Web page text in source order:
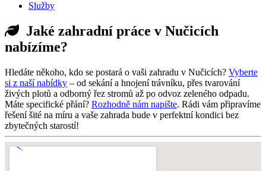
Služby
Jaké zahradní práce v Nučicích
nabízíme?
Hledáte někoho, kdo se postará o vaši zahradu v Nučicích? Vyberte
si z naší nabídky – od sekání a hnojení trávníku, přes tvarování
živých plotů a odborný řez stromů až po odvoz zeleného odpadu.
Máte specifické přání? Rozhodně nám napište. Rádi vám připravíme
řešení šité na míru a vaše zahrada bude v perfektní kondici bez
zbytečných starostí!